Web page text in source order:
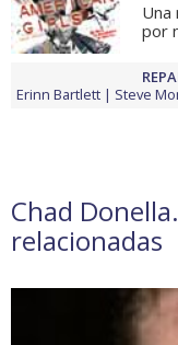
Una
por
Erinn Bartlett
Steve
Chad
relacionadas